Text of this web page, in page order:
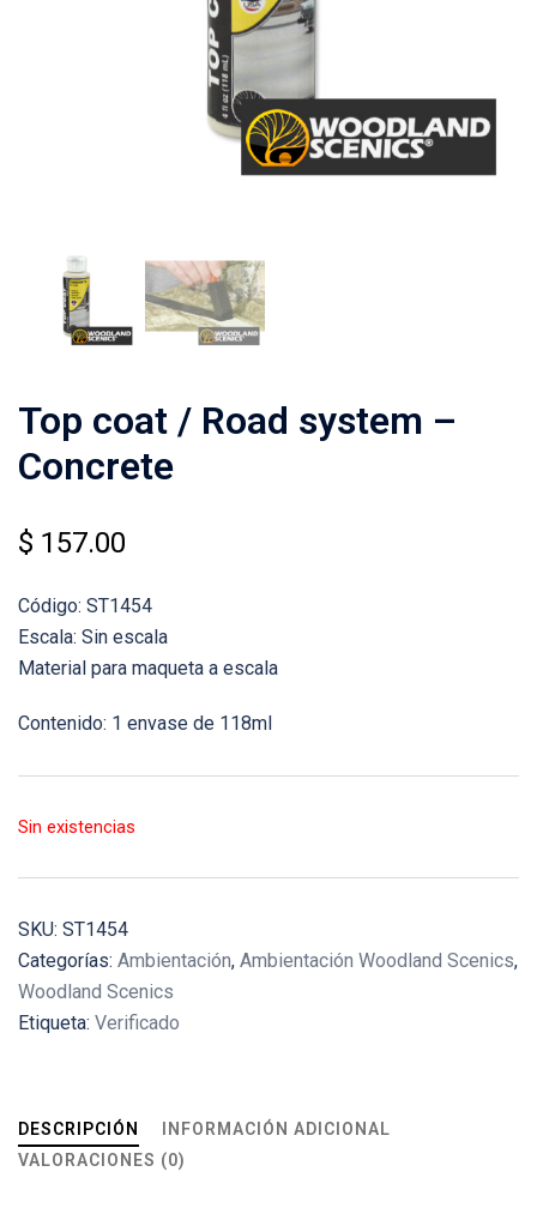
Top coat / Road system –
Concrete
$ 157.00
Código: ST1454
Escala: Sin escala
Material para maqueta a escala
Contenido: 1 envase de 118ml
Sin existencias
SKU: ST1454
Categorías: Ambientación, Ambientación Woodland Scenics,
Woodland Scenics
Etiqueta: Verificado
DESCRIPCIÓN
INFORMACIÓN ADICIONAL
VALORACIONES (0)